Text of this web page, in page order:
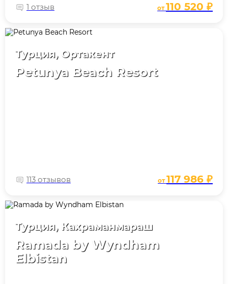
1 отзыв от110 520 ₽
Турция, Ортакент
Petunya Beach Resort
113 отзывов от117 986 ₽
Турция, Кахраманмараш
Ramada by Wyndham
Elbistan